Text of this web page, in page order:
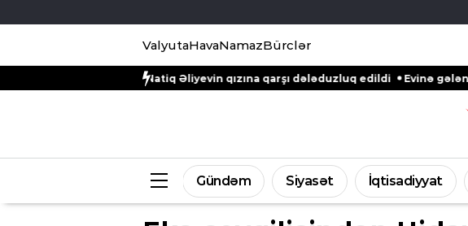
ValyutaHavaNamazBürclər
Natiq Əliyevin qızına qarşı dələduzluq edildi Evinə gələn yol qonşusu
Gündəm Siyasət İqtisadiyyat